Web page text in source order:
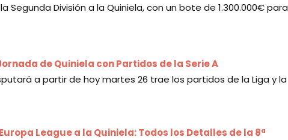
Segunda División a la Quiniela, con un bote de 1.300.000€ para
de Quiniela con Partidos de la Serie A
a partir de hoy martes 26 trae los partidos de la Liga y la
League a la Quiniela: Todos los Detalles de la 8ª